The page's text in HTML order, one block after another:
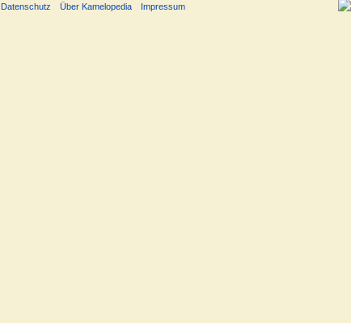
Datenschutz Über Kamelopedia Impressum